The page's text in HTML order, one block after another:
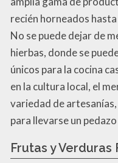
recién horneados
No se puede dejar de
hierbas, donde se
únicos para la cocina
en la cultura local, el
variedad de
para llevarse un
Frutas y Verduras